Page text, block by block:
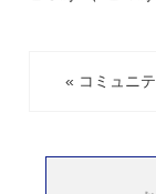
« コミュニ